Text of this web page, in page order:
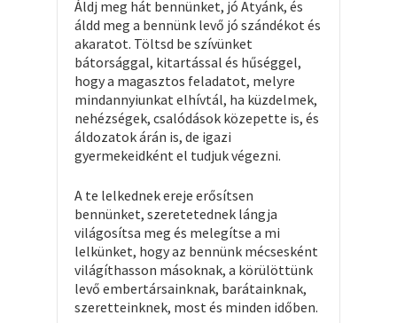
Áldj meg hát bennünket, jó Atyánk, és
áldd meg a bennünk levő jó szándékot és
akaratot. Töltsd be szívünket
bátorsággal, kitartással és hűséggel,
hogy a magasztos feladatot, melyre
mindannyiunkat elhívtál, ha küzdelmek,
nehézségek, csalódások közepette is, és
áldozatok árán is, de igazi
gyermekeidként el tudjuk végezni.
A te lelkednek ereje erősítsen
bennünket, szeretetednek lángja
világosítsa meg és melegítse a mi
lelkünket, hogy az bennünk mécsesként
világíthasson másoknak, a körülöttünk
levő embertársainknak, barátainknak,
szeretteinknek, most és minden időben.